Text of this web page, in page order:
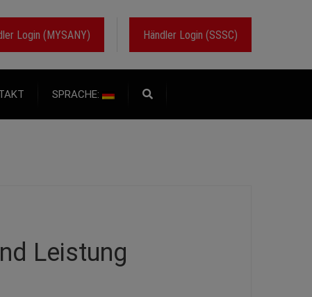
Händler Login (SSSC)
Login (MYSANY)
SPRACHE:
Leistung